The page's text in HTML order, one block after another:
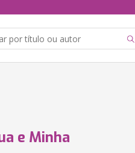
e Minha